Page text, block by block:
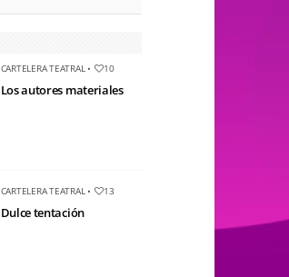
CARTELERA TEATRAL• 10
Los autores materiales
CARTELERA TEATRAL• 13
Dulce tentación